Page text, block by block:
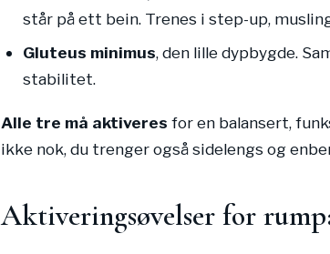
står på ett bein. Trenes i step-up,
Gluteus minimus, den lille dypbygde.
stabilitet.
Alle tre må aktiveres for en balansert,
ikke nok, du trenger også sidelengs og
Aktiveringsøvelser for